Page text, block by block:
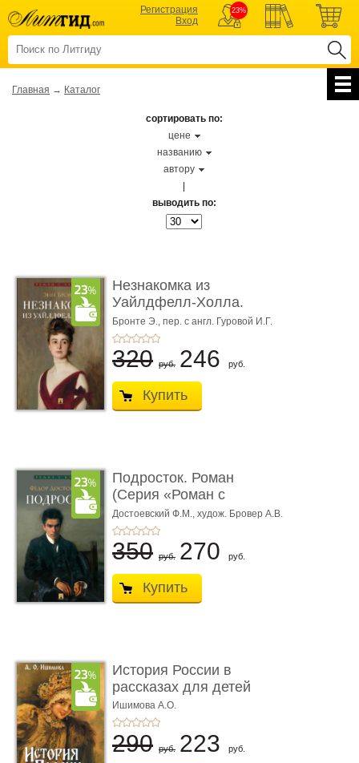
Регистрация
Вход
23%
Главная → Каталог
сортировать по:
цене
названию
автору
выводить по:
Незнакомка из
Уайлдфелл-Холла.
Роман (Серия «Р� ...
Бронте Э., пер. с англ. Гуровой И.Г.
320 руб. 246 руб.
Купить
Подросток. Роман
(Серия «Роман с
книгой»)
Достоевский Ф.М., худож. Бровер А.В.
350 руб. 270 руб.
Купить
История России в
рассказах для детей
Ишимова А.О.
290 руб. 223 руб.